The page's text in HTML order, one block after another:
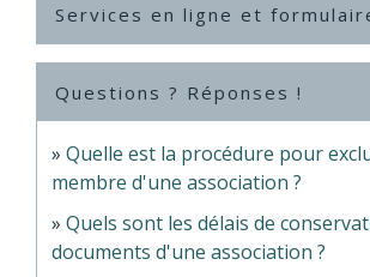
Services en ligne et
Questions ? Réponses !
Quelle est la procédure pour
membre d'une association ?
Quels sont les délais de
documents d'une association ?